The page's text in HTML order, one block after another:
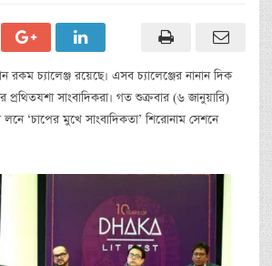
রকম চ্যালেঞ্জ রয়েছে। এসব চ্যালেঞ্জের নানান দিক
প্রথিতযশা সাংবাদিকরা। গত শুক্রবার (৬ জানুয়ারি)
‘চাপের মুখে সাংবাদিকতা’ শিরোনাম সেশনে